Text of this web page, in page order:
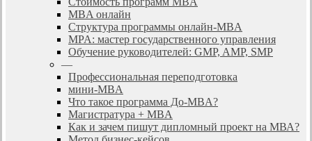
MBA онлайн
Cтруктура программы онлайн-MBA
MPA: мастер государственного управления
Обучение руководителей: GMP, AMP, SMP
—
Профессиональная переподготовка
мини-MBA
Что такое программа До-MBA?
Магистратура + MBA
Как и зачем пишут дипломный проект на МВА?